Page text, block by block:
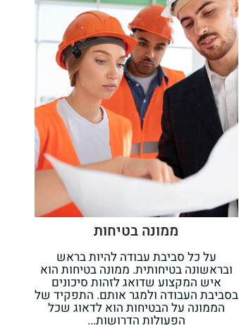
ממונה בטיחות
על כל סביבת עבודה להיות בראש
ובראשונה בטיחותית. ממונה בטיחות הוא
איש המקצוע שדואג לזהות סיכונים
בסביבת העבודה ולמגר אותם. התפקיד של
הממונה על הבטיחות הוא לדאוג שכל
הפעולות הדרושות...